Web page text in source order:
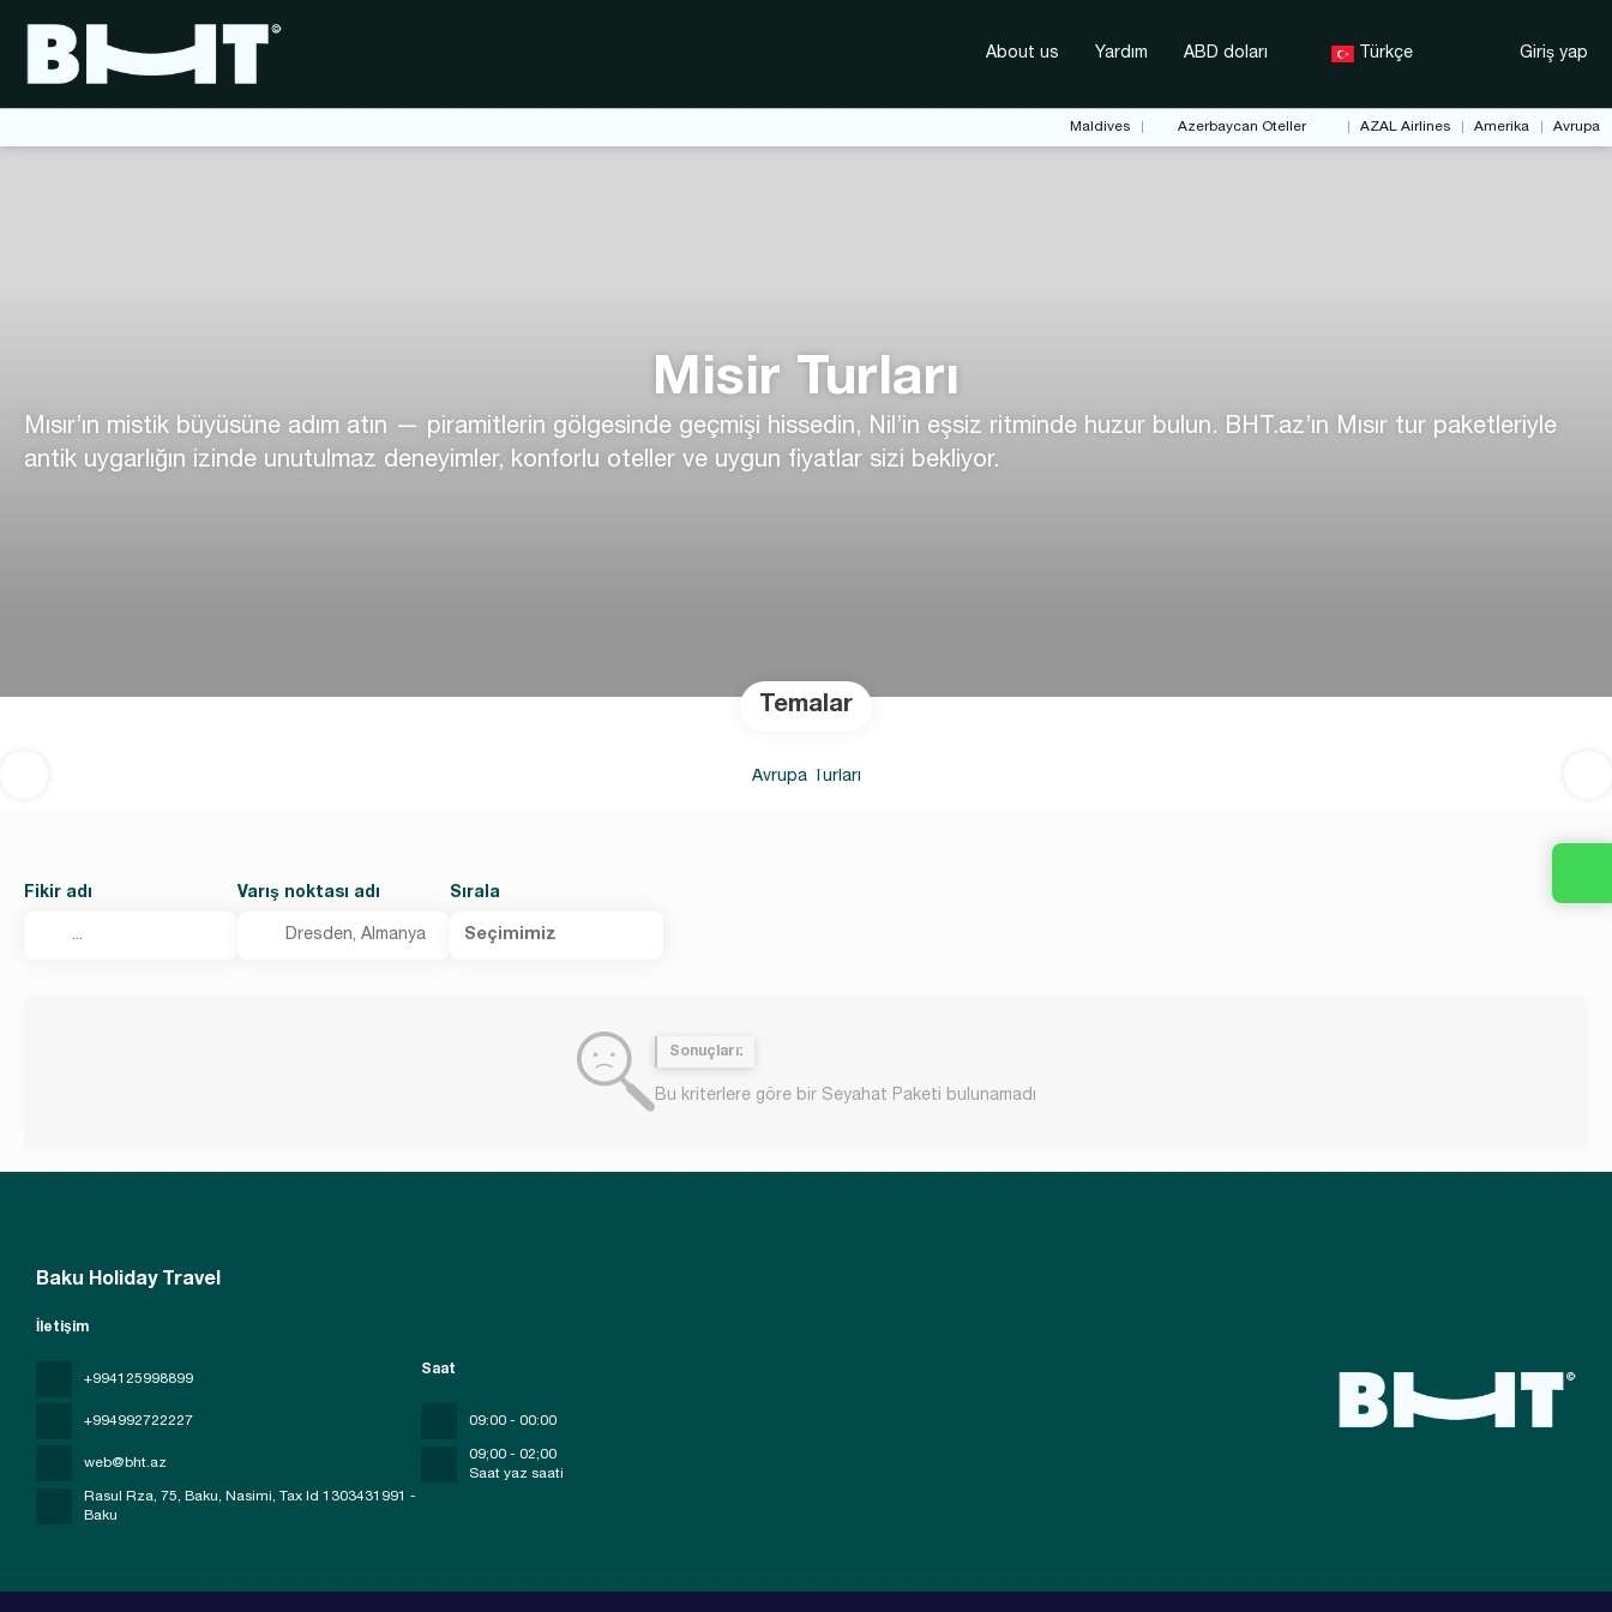
About us Yardım ABD doları Türkçe Giriş yap
Maldives Azerbaycan Oteller AZAL Airlines Amerika Avrupa
Misir Turları
Mısır’ın mistik büyüsüne adım atın — piramitlerin gölgesinde geçmişi hissedin, Nil’in eşsiz ritminde huzur bulun. BHT.az’ın Mısır tur paketleriyle
antik uygarlığın izinde unutulmaz deneyimler, konforlu oteller ve uygun fiyatlar sizi bekliyor.
Temalar
Avrupa Turları
Fikir adı Varış noktası adı Sırala
Seçimimiz
Sonuçları:
Bu kriterlere göre bir Seyahat Paketi bulunamadı
Baku Holiday Travel
İletişim
+994125998899
+994992722227
web@bht.az
Rasul Rza, 75, Baku, Nasimi, Tax Id 1303431991 -
Baku
Saat
09:00 - 00:00
09;00 - 02;00
Saat yaz saati